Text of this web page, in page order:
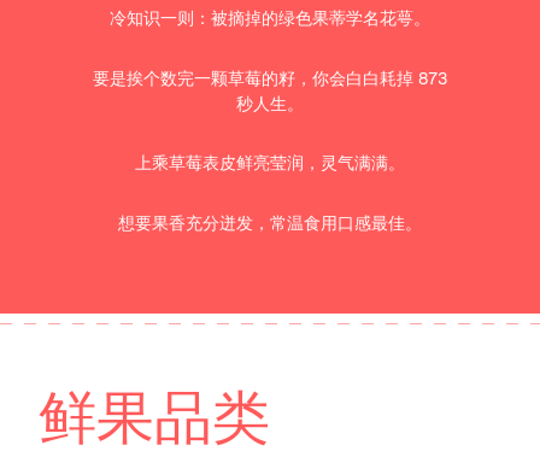
冷知识一则：被摘掉的绿色果蒂学名花萼。
要是挨个数完一颗草莓的籽，你会白白耗掉 873
秒人生。
上乘草莓表皮鲜亮莹润，灵气满满。
想要果香充分迸发，常温食用口感最佳。
鲜果品类